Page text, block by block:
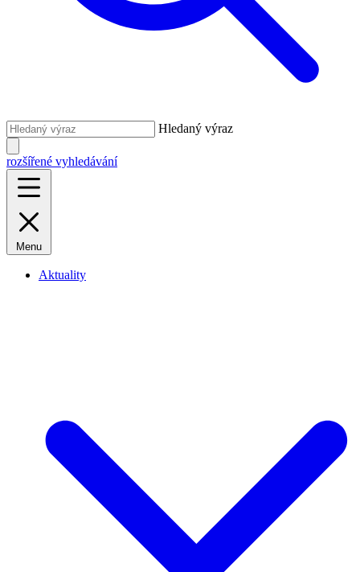
Hledaný výraz
rozšířené vyhledávání
Menu
Aktuality